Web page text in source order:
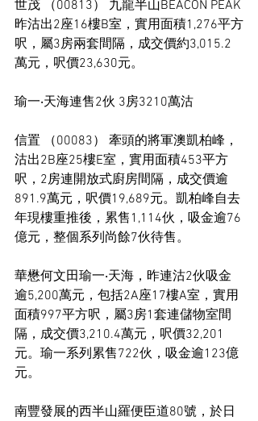
世茂 （00813） 九龍半山BEACON PEAK
昨沽出2座16樓B室，實用面積1,276平方
呎，屬3房兩套間隔，成交價約3,015.2
萬元，呎價23,630元。
瑜一‧天海連售2伙 3房3210萬沽
信置 （00083） 牽頭的將軍澳凱柏峰，
沽出2B座25樓E室，實用面積453平方
呎，2房連開放式廚房間隔，成交價逾
891.9萬元，呎價19,689元。凱柏峰自去
年現樓重推後，累售1,114伙，吸金逾76
億元，整個系列尚餘7伙待售。
華懋何文田瑜一‧天海，昨連沽2伙吸金
逾5,200萬元，包括2A座17樓A室，實用
面積997平方呎，屬3房1套連儲物室間
隔，成交價3,210.4萬元，呎價32,201
元。瑜一系列累售722伙，吸金逾123億
元。
南豐發展的西半山羅便臣道80號，於日